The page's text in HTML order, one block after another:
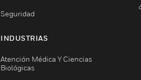
Seguridad
INDUSTRIAS
Atención Médica Y Ciencias
Biológicas